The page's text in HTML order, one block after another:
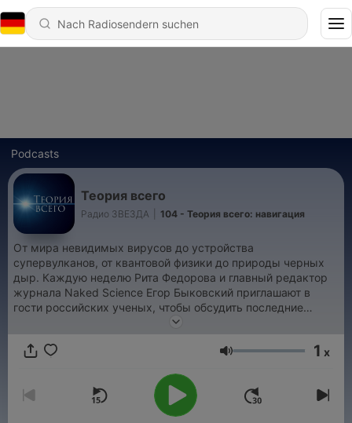
Podcasts
Теория всего
Радио ЗВЕЗДА 104 - Теория всего: навигация
От мира невидимых вирусов до устройства
супервулканов, от квантовой физики до природы черных
дыр. Каждую неделю Рита Федорова и главный редактор
журнала Naked Science Егор Быковский приглашают в
гости российских ученых, чтобы обсудить последние
новости науки и разобраться в еще не разгаданных
нашей группе в ВК или пишите на электронную почту
следующем выпуске программы «Теория всего».
Lautstärke 1 x